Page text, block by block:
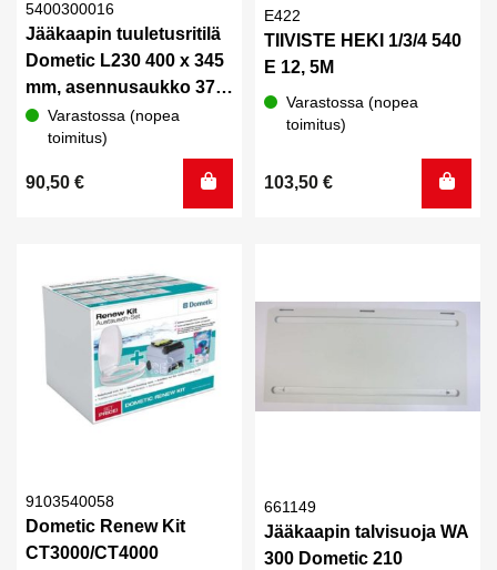
5400300016
Jääkaapin tuuletusritilä
Dometic L230 400 x 345
mm, asennusaukko 370
x 305 mm
Varastossa (nopea
toimitus)
90,50 €
E422
TIIVISTE HEKI 1/3/4 540
E 12, 5M
Varastossa (nopea
toimitus)
103,50 €
9103540058
Dometic Renew Kit
CT3000/CT4000
661149
Jääkaapin talvisuoja WA
300 Dometic 210